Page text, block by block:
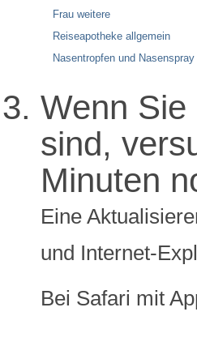
Frau weitere
Reiseapotheke allgemein
Nasentropfen und Nasenspray
Wenn
sind,
Minuten
Eine
und Internet-
Bei Safari mit